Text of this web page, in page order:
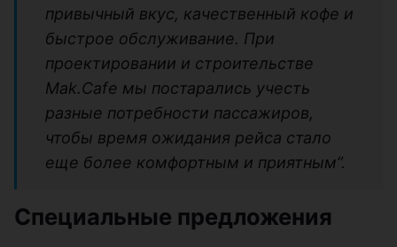
привычный вкус, качественный кофе и
быстрое обслуживание. При
проектировании и строительстве
Mak.Cafe мы постарались учесть
разные потребности пассажиров,
чтобы время ожидания рейса стало
еще более комфортным и приятным”.
Специальные предложения